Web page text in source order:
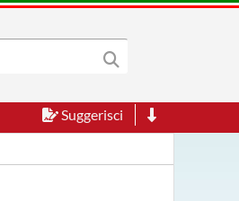
Suggerisci